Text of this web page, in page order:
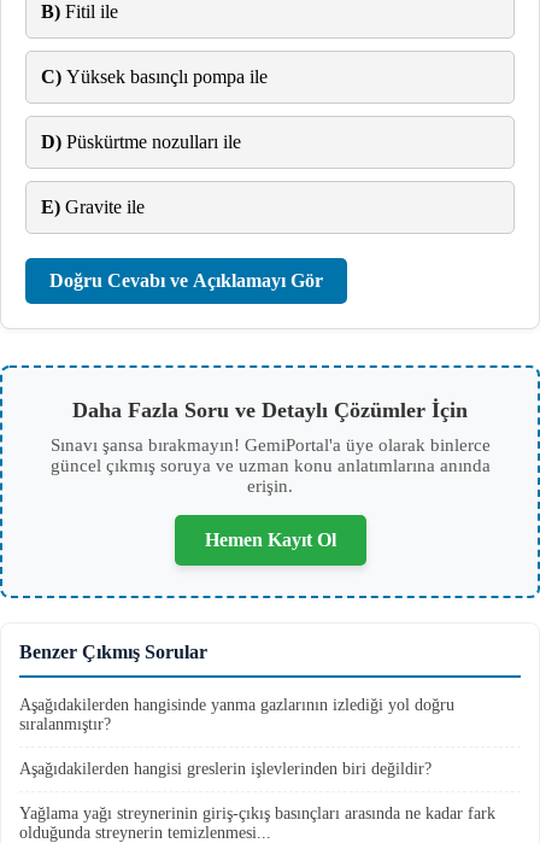
B) Fitil ile
C) Yüksek basınçlı pompa ile
D) Püskürtme nozulları ile
E) Gravite ile
Doğru Cevabı ve Açıklamayı Gör
Daha Fazla Soru ve Detaylı Çözümler İçin
Sınavı şansa bırakmayın! GemiPortal'a üye olarak binlerce
güncel çıkmış soruya ve uzman konu anlatımlarına anında
erişin.
Hemen Kayıt Ol
Benzer Çıkmış Sorular
Aşağıdakilerden hangisinde yanma gazlarının izlediği yol doğru
sıralanmıştır?
Aşağıdakilerden hangisi greslerin işlevlerinden biri değildir?
Yağlama yağı streynerinin giriş-çıkış basınçları arasında ne kadar fark
olduğunda streynerin temizlenmesi...